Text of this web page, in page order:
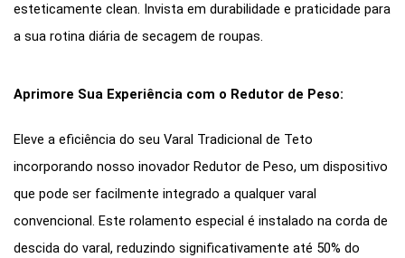
esteticamente clean. Invista em durabilidade e praticidade para
a sua rotina diária de secagem de roupas.
Aprimore Sua Experiência com o Redutor de Peso:
Eleve a eficiência do seu Varal Tradicional de Teto
incorporando nosso inovador Redutor de Peso, um dispositivo
que pode ser facilmente integrado a qualquer varal
convencional. Este rolamento especial é instalado na corda de
descida do varal, reduzindo significativamente até 50% do